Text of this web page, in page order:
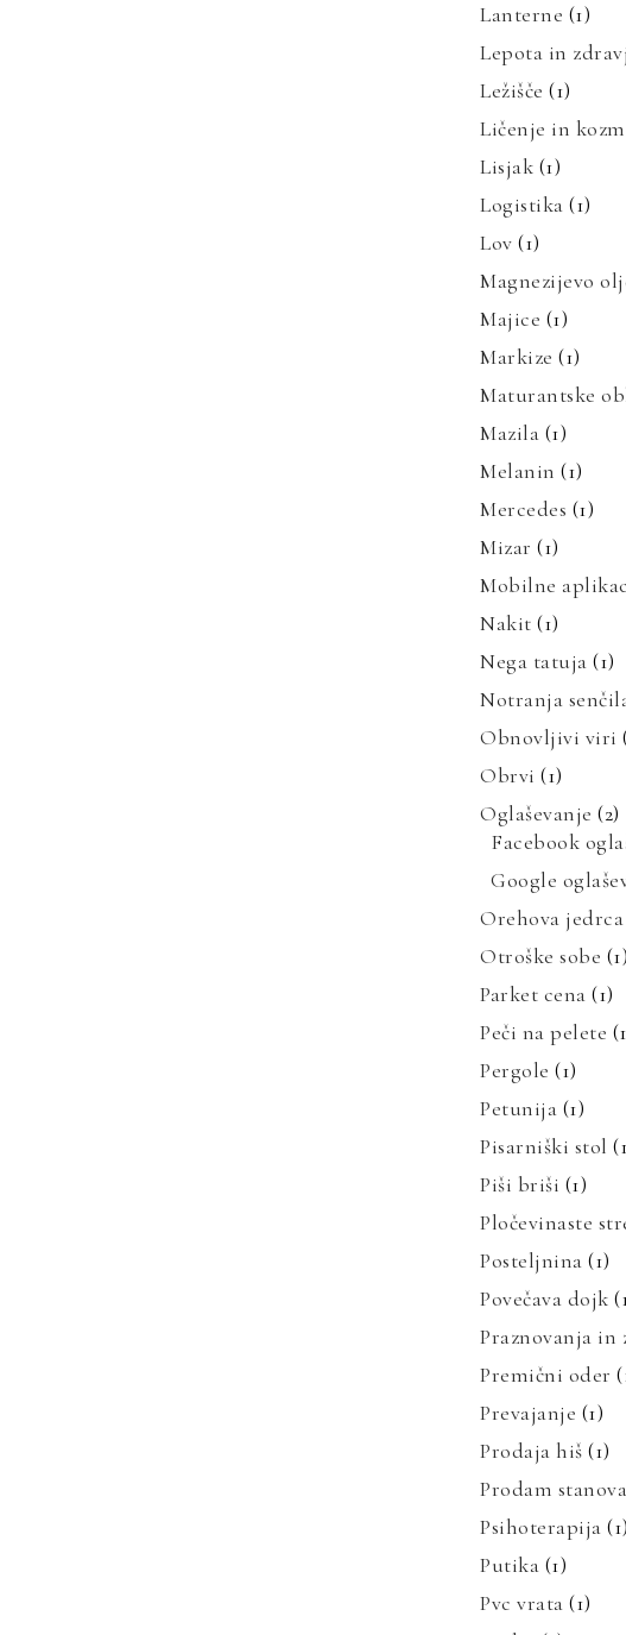
Lanterne (1)
Lepota in
Ležišče (1)
Ličenje in
Lisjak (1)
Logistika (1)
Lov (1)
Magnezijevo
Majice (1)
Markize (1)
Maturantske
Mazila (1)
Melanin (1)
Mercedes (1)
Mizar (1)
Mobilne
Nakit (1)
Nega tatuja (1)
Notranja
Obnovljivi viri
Obrvi (1)
Oglaševanje (2)
Facebook
Google
Orehova jedrca
Otroške sobe (1)
Parket cena (1)
Peči na pelete
Pergole (1)
Petunija (1)
Pisarniški stol
Piši briši (1)
Pločevinaste
Posteljnina (1)
Povečava dojk
Praznovanja in
Premični oder
Prevajanje (1)
Prodaja hiš (1)
Prodam
Psihoterapija (1)
Putika (1)
Pvc vrata (1)